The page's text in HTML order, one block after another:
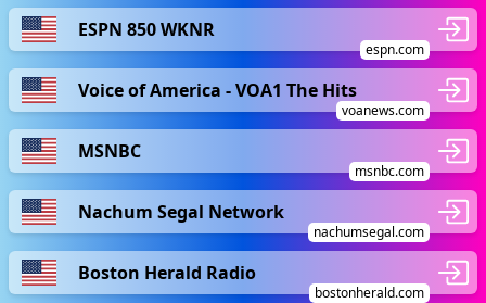
ESPN 850 WKNR
espn.com
Voice of America - VOA1 The Hits
voanews.com
MSNBC
msnbc.com
Nachum Segal Network
nachumsegal.com
Boston Herald Radio
bostonherald.com